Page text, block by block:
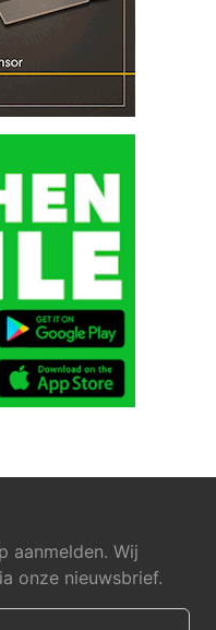
aanmelden. Wij
onze nieuwsbrief.